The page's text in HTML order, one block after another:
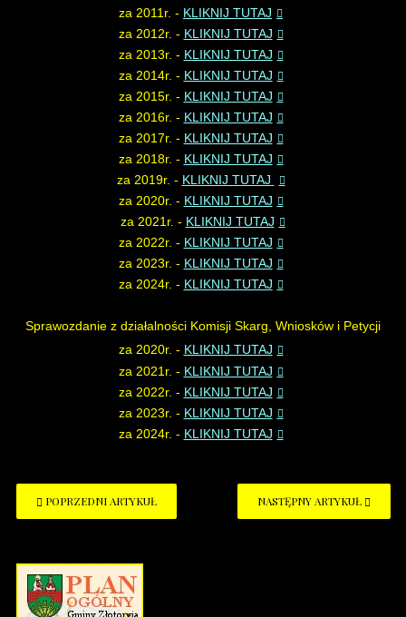
za 2011r. - KLIKNIJ TUTAJ
za 2012r. - KLIKNIJ TUTAJ
za 2013r. - KLIKNIJ TUTAJ
za 2014r. - KLIKNIJ TUTAJ
za 2015r. - KLIKNIJ TUTAJ
za 2016r. - KLIKNIJ TUTAJ
za 2017r. - KLIKNIJ TUTAJ
za 2018r. - KLIKNIJ TUTAJ
za 2019r. - KLIKNIJ TUTAJ
za 2020r. - KLIKNIJ TUTAJ
za 2021r. - KLIKNIJ TUTAJ
za 2022r. - KLIKNIJ TUTAJ
za 2023r. - KLIKNIJ TUTAJ
za 2024r. - KLIKNIJ TUTAJ
Sprawozdanie z działalności Komisji Skarg, Wniosków i Petycji
za 2020r. - KLIKNIJ TUTAJ
za 2021r. - KLIKNIJ TUTAJ
za 2022r. - KLIKNIJ TUTAJ
za 2023r. - KLIKNIJ TUTAJ
za 2024r. - KLIKNIJ TUTAJ
POPRZEDNI ARTYKUŁ NASTĘPNY ARTYKUŁ